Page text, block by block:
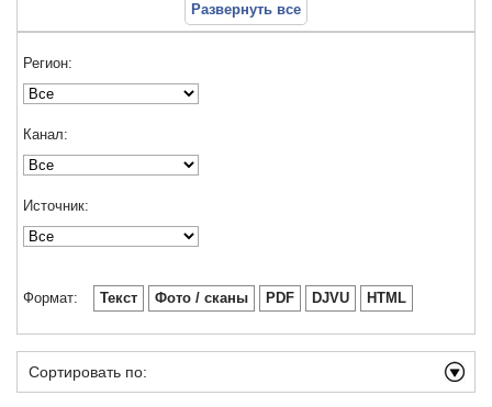
Развернуть все
Регион:
Канал:
Источник:
Формат: Текст Фото / сканы PDF DJVU HTML
Сортировать по: